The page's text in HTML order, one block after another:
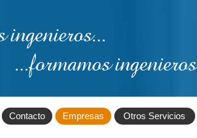
ingenieros...
...formamos ingenieros
Contacto Empresas Otros Servicios